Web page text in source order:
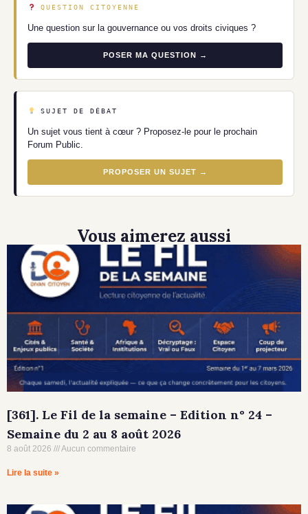
QUESTION CITOYENNE
Une question sur la gouvernance ou vos droits civiques ?
POSER MA QUESTION →
SUJET DE DÉBAT
Un sujet vous tient à cœur ? Proposez-le pour le prochain
Forum Public.
PROPOSER UN SUJET →
Vous aimerez aussi
[361]. Le Fil de la semaine – Edition n° 24 –
Semaine du 2 au 8 août 2026
8 août 2026 Aucun commentaire
Lire la suite »